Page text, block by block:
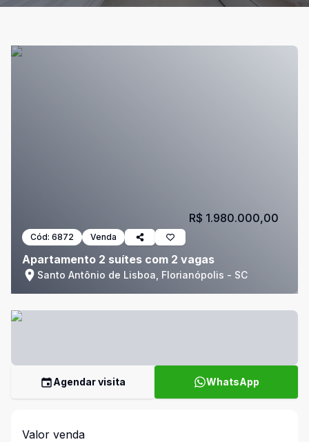
Cód: 6872 Venda
Apartamento 2 suítes com 2 vagas
Santo Antônio de Lisboa, Florianópolis - SC
R$ 1.980.000,00
Agendar visita WhatsApp
Valor venda